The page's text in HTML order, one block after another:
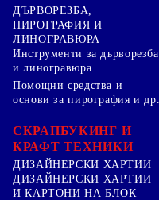
ДЪРВОРЕЗБА,
ПИРОГРАФИЯ И
ЛИНОГРАВЮРА
Инструменти за дърворезба
и линогравюра
Помощни средства и
основи за пирография и др.
СКРАПБУКИНГ И
КРАФТ ТЕХНИКИ
ДИЗАЙНЕРСКИ ХАРТИИ
ДИЗАЙНЕРСКИ ХАРТИИ
И КАРТОНИ НА БЛОК